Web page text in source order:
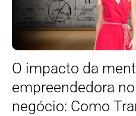
O impacto da
empreendedora
negócio: Como